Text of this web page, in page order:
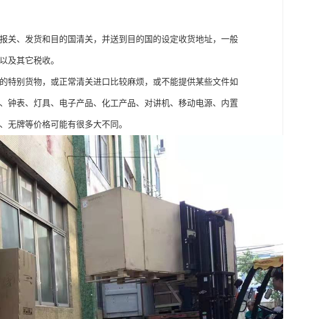
关、发货和目的国清关，并送到目的国的设定收货地址，一般
及其它税收。
特别货物，或正常清关进口比较麻烦，或不能提供某些文件如
钟表、灯具、电子产品、化工产品、对讲机、移动电源、内置
无牌等价格可能有很多大不同。